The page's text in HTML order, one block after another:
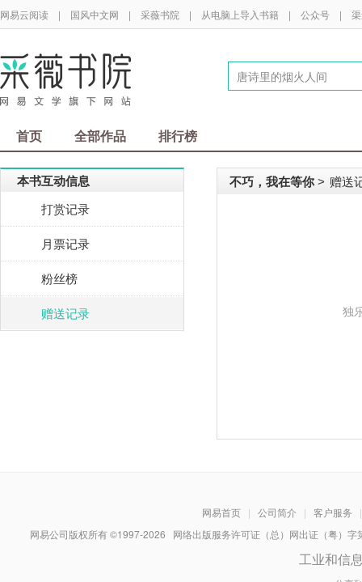
网易云阅读 | 国风中文网 | 采薇书院 | 从电脑上导入书籍 | 公众号 |
首页 全部作品 排行榜
本书互动信息
打赏记录
月票记录
粉丝榜
赠送记录
不巧，我在等你 > 赠送
独
网易首页 | 公司简介 | 客户服务
|
网易公司版权所有 ©1997-2026 网络出版服务许可证（总）网出证（粤）
工业和信